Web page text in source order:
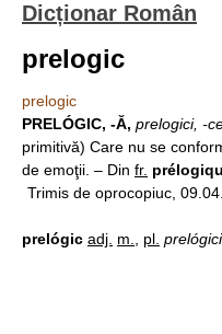
Dicționar Român
prelogic
prelogic
PRELÓGIC, -Ă, prelogici, -
primitivă) Care nu se
de emoţii. – Din fr.
Trimis de oprocopiuc,
prelógic adj. m. pl.